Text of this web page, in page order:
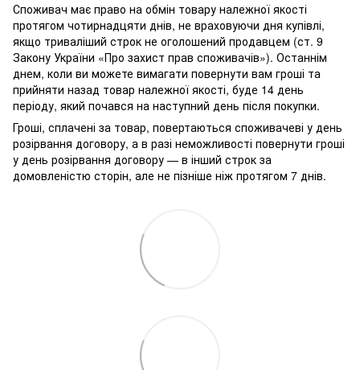
Споживач має право на обмін товару належної якості
протягом чотирнадцяти днів, не враховуючи дня купівлі,
якщо триваліший строк не оголошений продавцем (ст. 9
Закону України «Про захист прав споживачів»). Останнім
днем, коли ви можете вимагати повернути вам гроші та
прийняти назад товар належної якості, буде 14 день
періоду, який почався на наступний день після покупки.
Гроші, сплачені за товар, повертаються споживачеві у день
розірвання договору, а в разі неможливості повернути гроші
у день розірвання договору — в інший строк за
домовленістю сторін, але не пізніше ніж протягом 7 днів.